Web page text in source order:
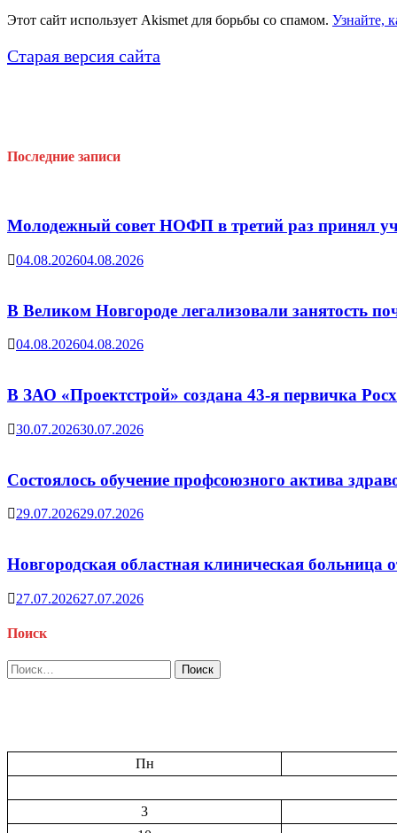
Этот сайт использует Akismet для борьбы со спамом. Узнайте,
Старая версия сайта
Последние записи
Молодежный совет НОФП в третий раз принял
04.08.202604.08.2026
В Великом Новгороде легализовали занятость
04.08.202604.08.2026
В ЗАО «Проектстрой» создана 43-я первичка
30.07.202630.07.2026
Состоялось обучение профсоюзного актива
29.07.202629.07.2026
Новгородская областная клиническая больница
27.07.202627.07.2026
Поиск
Найти:
Пн
3